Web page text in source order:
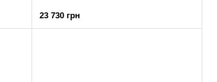
23 730 грн